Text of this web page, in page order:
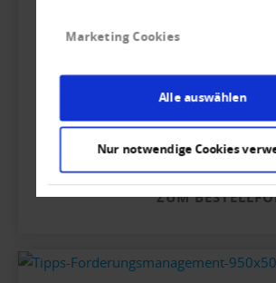
Marketing Cookies
Alle auswählen
Nur notwendige Cookies
ZUM